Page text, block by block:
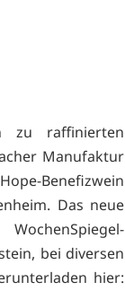
zu raffinierten
Manufaktur
Benefizwein
Das neue
bei diversen
hier: